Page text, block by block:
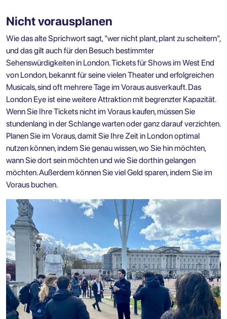
Nicht vorausplanen
Wie das alte Sprichwort sagt, "wer nicht plant, plant zu scheitern",
und das gilt auch für den Besuch bestimmter
Sehenswürdigkeiten in London. Tickets für Shows im West End
von London, bekannt für seine vielen Theater und erfolgreichen
Musicals, sind oft mehrere Tage im Voraus ausverkauft. Das
London Eye ist eine weitere Attraktion mit begrenzter Kapazität.
Wenn Sie Ihre Tickets nicht im Voraus kaufen, müssen Sie
stundenlang in der Schlange warten oder ganz darauf verzichten.
Planen Sie im Voraus, damit Sie Ihre Zeit in London optimal
nutzen können, indem Sie genau wissen, wo Sie hin möchten,
wann Sie dort sein möchten und wie Sie dorthin gelangen
möchten. Außerdem können Sie viel Geld sparen, indem Sie im
Voraus buchen.